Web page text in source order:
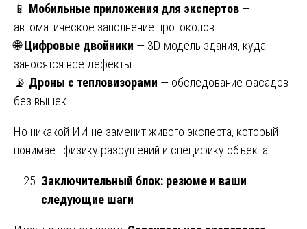
📱 Мобильные приложения для экспертов —
автоматическое заполнение протоколов
🌐Цифровые двойники — 3D-модель здания, куда
заносятся все дефекты
📡 Дроны с тепловизорами — обследование фасадов
без вышек
Но никакой ИИ не заменит живого эксперта, который
понимает физику разрушений и специфику объекта.
Заключительный блок: резюме и ваши
следующие шаги